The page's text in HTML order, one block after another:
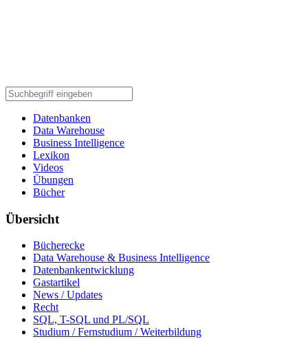
Datenbanken
Data Warehouse
Business Intelligence
Lexikon
Videos
Übungen
Bücher
Übersicht
Bücherecke
Data Warehouse & Business Intelligence
Datenbankentwicklung
Gastartikel
News / Updates
Recht
SQL, T-SQL und PL/SQL
Studium / Fernstudium / Weiterbildung